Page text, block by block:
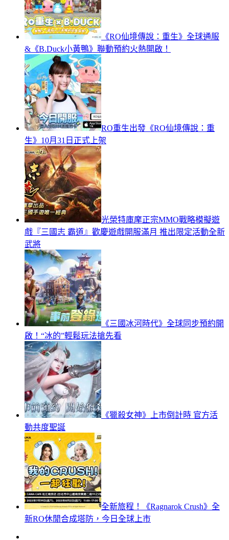
《RO仙境傳說：重生》全球通服
&《B.Duck小黃鴨》聯動預約火熱開啟！
RO重生出發《RO仙境傳說：重
生》10月31日正式上架
光榮特庫摩正宗MMO戰略模擬遊
戲『三國志 霸道』歡慶遊戲開服滿月 推出限定活動全新
武將
《三國冰河時代》全球同步預約開
啟！“冰的”輕鬆玩法搶先看
《獵殺女神》上市倒計時 官方活
動共度聖誕
全新旅程！《Ragnarok Crush》全
新RO休閒合成塔防，今日全球上市